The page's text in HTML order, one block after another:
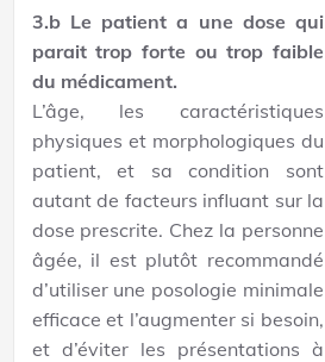
3.b Le patient a une dose qui
parait trop forte ou trop faible
du médicament.
L’âge, les caractéristiques
physiques et morphologiques du
patient, et sa condition sont
autant de facteurs influant sur la
dose prescrite. Chez la personne
âgée, il est plutôt recommandé
d’utiliser une posologie minimale
efficace et l’augmenter si besoin,
et d’éviter les présentations à